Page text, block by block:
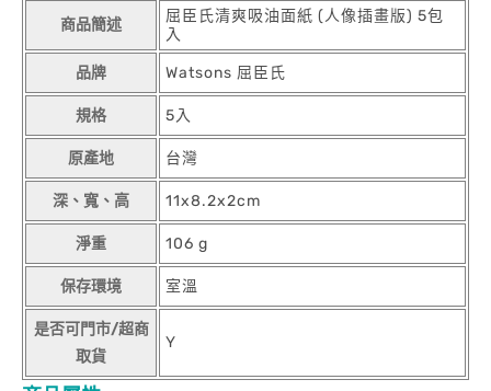
商品簡述
屈臣氏清爽吸油面紙 (人像插畫版) 5包
入
品牌 Watsons 屈臣氏
規格 5入
原產地 台灣
深、寬、高 11x8.2x2cm
淨重 106 g
保存環境 室溫
是否可門市/超商
取貨
Y